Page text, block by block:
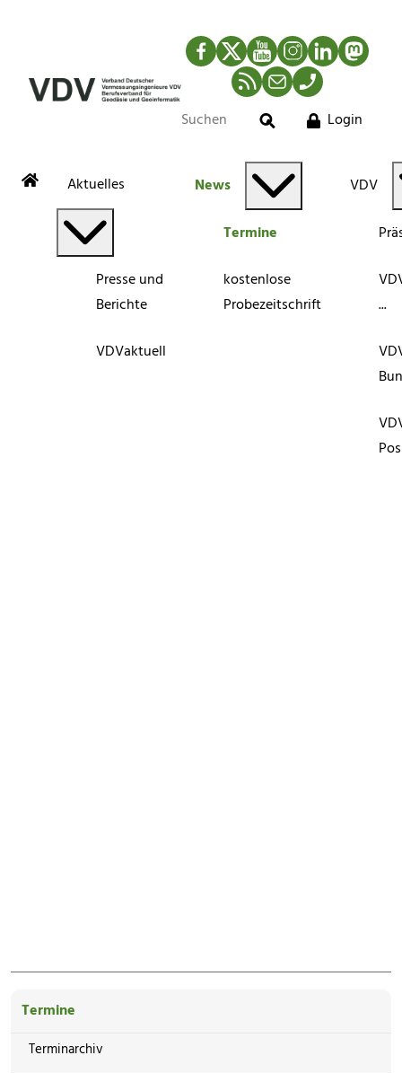
Facebook
TwitterYouTubeInstagram
LinkedIn
RSS-Newsfeed
MailTelefon
Suche
Login
Aktuelles
Presse und
Berichte
VDVaktuell
News
Termine
kostenlose
Probezeitschrift
VDV
...
Termine
Terminarchiv